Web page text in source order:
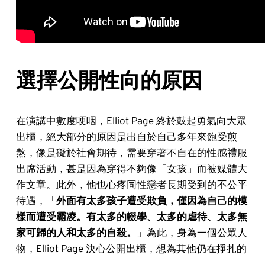
選擇公開性向的原因
在演講中數度哽咽，Elliot Page 終於鼓起勇氣向大眾
出櫃，絕大部分的原因是出自於自己多年來飽受煎
熬，像是礙於社會期待，需要穿著不自在的性感禮服
出席活動，甚是因為穿得不夠像「女孩」而被媒體大
作文章。此外，他也心疼同性戀者長期受到的不公平
待遇，「 外面有太多孩子遭受欺負，僅因為自己的模
樣而遭受霸凌。有太多的輟學、太多的虐待、太多無
家可歸的人和太多的自殺。
」為此，身為一個公眾人
物，Elliot Page 決心公開出櫃，想為其他仍在掙扎的